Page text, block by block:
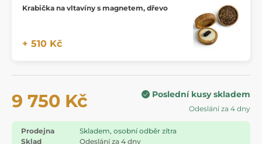
Krabička na vltavíny s magnetem, dřevo
+ 510 Kč
9 750 Kč Poslední kusy skladem
Odeslání za 4 dny
Prodejna
Skladem, osobní odběr zítra
Sklad
Odeslání za 4 dny